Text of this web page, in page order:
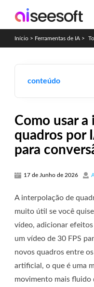
Início > Ferramentas de IA >
conteúdo
Como usar
quadros por
para
17 de Junho de 2026
A interpolação de
muito útil se você
vídeo, adicionar
um vídeo de 30 FPS
novos quadros entre
artificial, o que é uma
movimento mais fluido